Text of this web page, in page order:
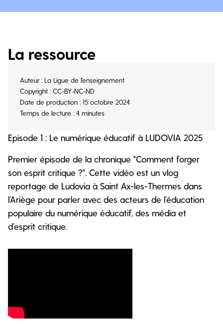
La ressource
Auteur : La Ligue de l'enseignement
Copyright : CC-BY-NC-ND
Date de production : 15 octobre 2024
Temps de lecture : 4 minutes
Episode 1 : Le numérique éducatif à LUDOVIA 2025
Premier épisode de la chronique "Comment forger
son esprit critique ?". Cette vidéo est un vlog
reportage de Ludovia à Saint Ax-les-Thermes dans
l’Ariège pour parler avec des acteurs de l’éducation
populaire du numérique éducatif, des média et
d’esprit critique.